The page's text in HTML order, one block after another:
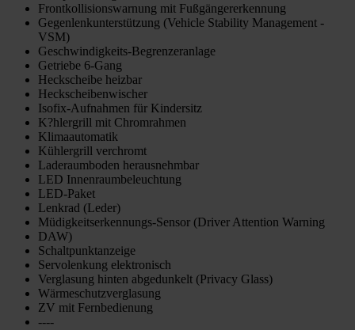
Frontkollisionswarnung mit Fußgängererkennung
Gegenlenkunterstützung (Vehicle Stability Management -
VSM)
Geschwindigkeits-Begrenzeranlage
Getriebe 6-Gang
Heckscheibe heizbar
Heckscheibenwischer
Isofix-Aufnahmen für Kindersitz
K?hlergrill mit Chromrahmen
Klimaautomatik
Kühlergrill verchromt
Laderaumboden herausnehmbar
LED Innenraumbeleuchtung
LED-Paket
Lenkrad (Leder)
Müdigkeitserkennungs-Sensor (Driver Attention Warning
DAW)
Schaltpunktanzeige
Servolenkung elektronisch
Verglasung hinten abgedunkelt (Privacy Glass)
Wärmeschutzverglasung
ZV mit Fernbedienung
----